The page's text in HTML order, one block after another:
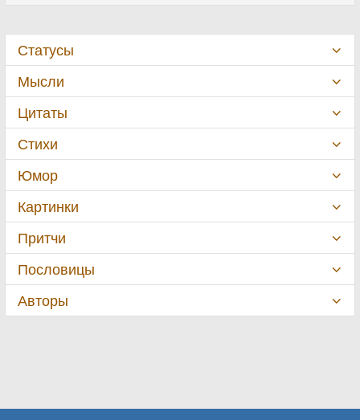
Статусы
Мысли
Цитаты
Стихи
Юмор
Картинки
Притчи
Пословицы
Авторы